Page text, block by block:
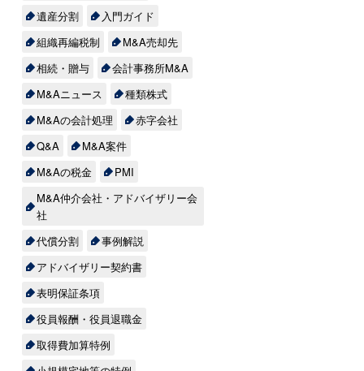
遺産分割
入門ガイド
組織再編税制
M&A売却先
相続・贈与
会計事務所M&A
M&Aニュース
種類株式
M&Aの会計処理
赤字会社
Q&A
M&A案件
M&Aの税金
PMI
M&A仲介会社・アドバイザリー会
社
代償分割
事例解説
アドバイザリー契約書
表明保証条項
役員報酬・役員退職金
取得費加算特例